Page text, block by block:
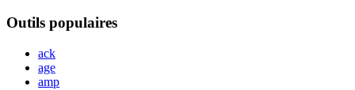
Outils populaires
ack
age
amp